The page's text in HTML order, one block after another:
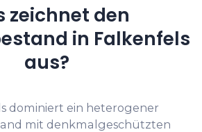
zeichnet den
in Falkenfels
aus?
dominiert ein heterogener
mit denkmalgeschützten